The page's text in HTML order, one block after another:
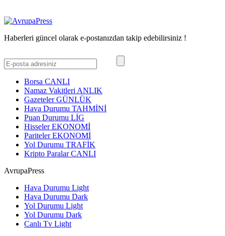
Haberleri güncel olarak e-postanızdan takip edebilirsiniz !
Borsa CANLI
Namaz Vakitleri ANLIK
GazetelerGÜNLÜK
Hava Durumu TAHMİNİ
Puan Durumu LİG
HisselerEKONOMİ
ParitelerEKONOMİ
Yol Durumu TRAFİK
Kripto ParalarCANLI
AvrupaPress
Hava Durumu Light
Hava Durumu Dark
Yol Durumu Light
Yol Durumu Dark
Canlı Tv Light